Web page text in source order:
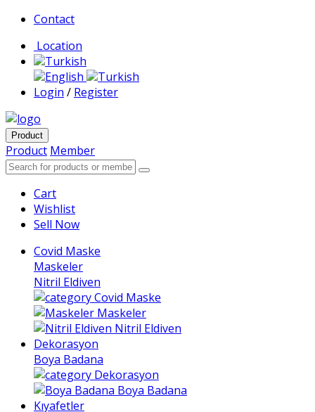
Contact
Location
Turkish
English
Turkish
Login / Register
Product
Product Member
Cart
Wishlist
Sell Now
Covid Maske
Maskeler
Nitril Eldiven
Covid Maske
Maskeler
Nitril Eldiven
Dekorasyon
Boya Badana
Dekorasyon
Boya Badana
Kıyafetler